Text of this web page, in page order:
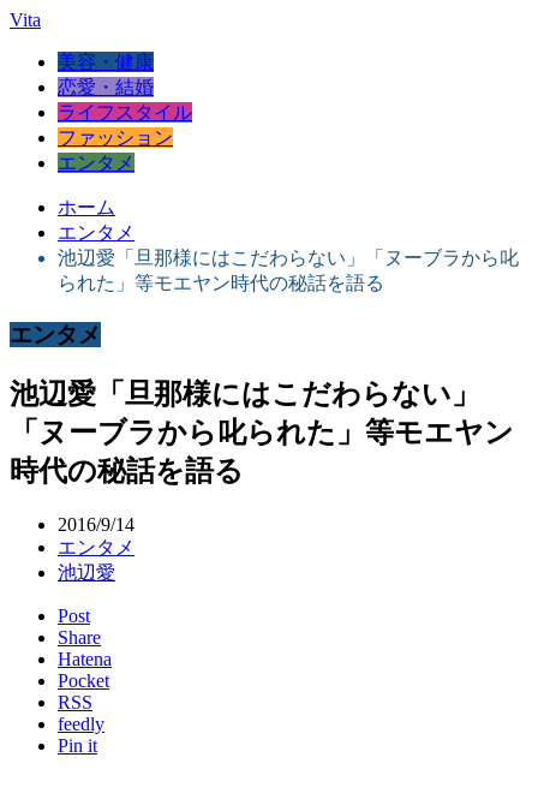
Vita
美容・健康
恋愛・結婚
ライフスタイル
ファッション
エンタメ
ホーム
エンタメ
池辺愛「旦那様にはこだわらない」「ヌーブラから叱
られた」等モエヤン時代の秘話を語る
エンタメ
池辺愛「旦那様にはこだわらない」
「ヌーブラから叱られた」等モエヤン
時代の秘話を語る
2016/9/14
エンタメ
池辺愛
Post
Share
Hatena
Pocket
RSS
feedly
Pin it